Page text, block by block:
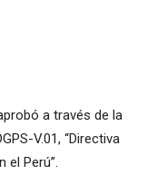
a través de la
V.01, “Directiva
el Perú”.